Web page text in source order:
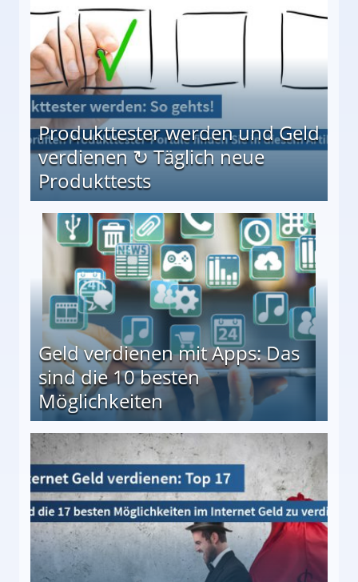
Produkttester werden und Geld
verdienen ↻ Täglich neue
Produkttests
↻ Täglich neue Produkttests
Geld verdienen mit Apps: Das
sind die 10 besten
Möglichkeiten
besten Möglichkeiten